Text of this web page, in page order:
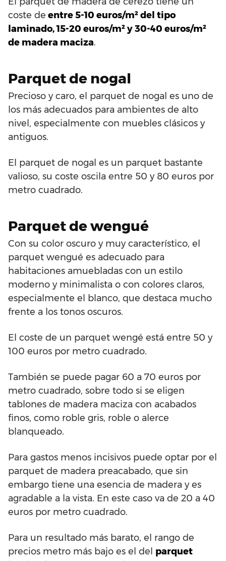
coste de entre 5-10 euros/m² del tipo
laminado, 15-20 euros/m² y 30-40 euros/m²
de madera maciza.
Parquet de nogal
Precioso y caro, el parquet de nogal es uno de
los más adecuados para ambientes de alto
nivel, especialmente con muebles clásicos y
antiguos.
El parquet de nogal es un parquet bastante
valioso, su coste oscila entre 50 y 80 euros por
metro cuadrado.
Parquet de wengué
Con su color oscuro y muy característico, el
parquet wengué es adecuado para
habitaciones amuebladas con un estilo
moderno y minimalista o con colores claros,
especialmente el blanco, que destaca mucho
frente a los tonos oscuros.
El coste de un parquet wengé está entre 50 y
100 euros por metro cuadrado.
También se puede pagar 60 a 70 euros por
metro cuadrado, sobre todo si se eligen
tablones de madera maciza con acabados
finos, como roble gris, roble o alerce
blanqueado.
Para gastos menos incisivos puede optar por el
parquet de madera preacabado, que sin
embargo tiene una esencia de madera y es
agradable a la vista. En este caso va de 20 a 40
euros por metro cuadrado.
Para un resultado más barato, el rango de
precios metro más bajo es el del parquet